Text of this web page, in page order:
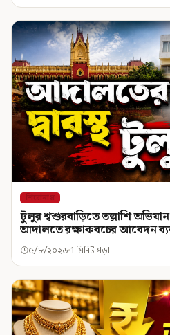
শিরোনাম
টুলুর শ্বশুরবাড়িতে তল্লাশি
আদালতে রক্ষাকবচের আবেদন
৫/৮/২০২৬ 1 মিনিট পড়া